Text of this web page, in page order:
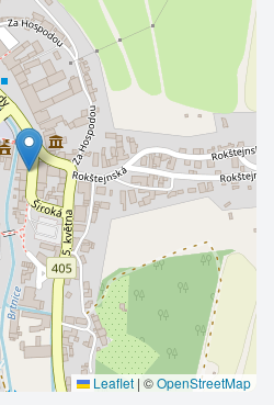
Leaflet | ©OpenStreetMap